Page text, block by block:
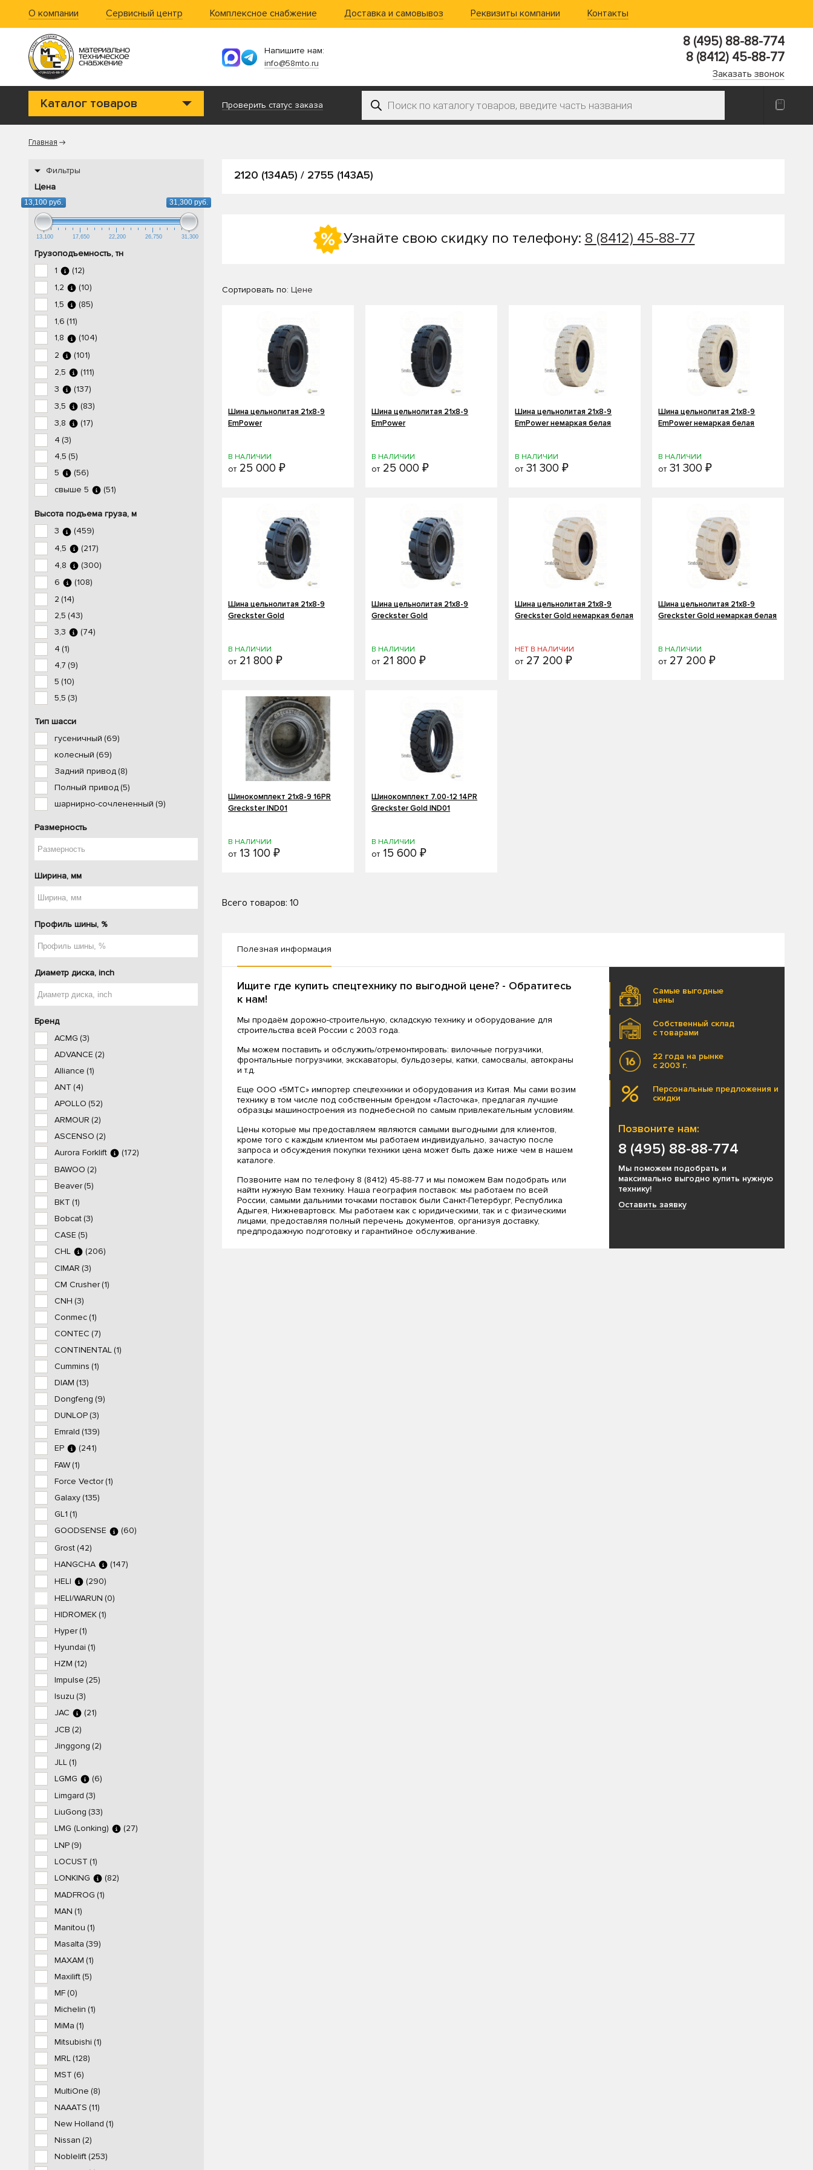
О компании Сервисный центр Комплексное снабжение Доставка и самовывоз Реквизиты компании Контакты
Напишите нам:
info@58mto.ru
8 (495) 88-88-774
8 (8412) 45-88-77
Заказать звонок
Каталог товаров Проверить статус заказа Поиск товаров
Главная
Фильтры
Цена
13,100 руб. 31,300 руб.
13,100 17,650 22,200 26,750 31,300
Грузоподъемность, тн
1
(12)
1,2
(10)
1,5
(85)
1,6 (11)
1,8
(104)
2
(101)
2,5
(111)
3
(137)
3,5
(83)
3,8
(17)
4 (3)
4,5 (5)
5
(56)
свыше 5
(51)
Высота подъема груза, м
3
(459)
4,5
(217)
4,8
(300)
6
(108)
2 (14)
2,5 (43)
3,3
(74)
4 (1)
4,7 (9)
5 (10)
5,5 (3)
Тип шасси
гусеничный (69)
колесный (69)
Задний привод(8)
Полный привод(5)
шарнирно-сочлененный (9)
Размерность
Ширина, мм
Профиль шины, %
Диаметр диска, inch
Бренд
ACMG (3)
ADVANCE (2)
Alliance (1)
ANT (4)
APOLLO (52)
ARMOUR (2)
ASCENSO (2)
Aurora Forklift
(172)
BAWOO (2)
Beaver(5)
BKT (1)
Bobcat(3)
CASE (5)
CHL
(206)
CIMAR (3)
CM Crusher(1)
CNH (3)
Conmec(1)
CONTEC (7)
CONTINENTAL(1)
Cummins (1)
DIAM (13)
Dongfeng (9)
DUNLOP(3)
Emrald (139)
EP
(241)
FAW(1)
Force Vector(1)
Galaxy(135)
GL1 (1)
GOODSENSE
(60)
Grost(42)
HANGCHA
(147)
HELI
(290)
HELI/WARUN (0)
HIDROMEK(1)
Hyper(1)
Hyundai (1)
HZM (12)
Impulse (25)
Isuzu (3)
JAC
(21)
JCB (2)
Jinggong (2)
JLL(1)
LGMG
(6)
Limgard (3)
LiuGong (33)
LMG (Lonking)
(27)
LNP(9)
LOCUST (1)
LONKING
(82)
MADFROG (1)
MAN (1)
Manitou (1)
Masalta (39)
MAXAM (1)
Maxilift(5)
MF(0)
Michelin (1)
MiMa (1)
Mitsubishi (1)
MRL(128)
MST (6)
MultiOne (8)
NAAATS (11)
New Holland (1)
Nissan (2)
Noblelift(253)
2120 (134A5) / 2755 (143A5)
Узнайте свою скидку по телефону: 8 (8412) 45-88-77
Сортировать по: Цене
Шина цельнолитая 21х8-9
EmPower
В НАЛИЧИИ
от 25 000 ₽
Шина цельнолитая 21х8-9
EmPower
В НАЛИЧИИ
от 25 000 ₽
Шина цельнолитая 21х8-9
EmPower немаркая белая
В НАЛИЧИИ
от 31 300 ₽
Шина цельнолитая 21х8-9
EmPower немаркая белая
В НАЛИЧИИ
от 31 300 ₽
Шина цельнолитая 21х8-9
Greckster Gold
В НАЛИЧИИ
от 21 800 ₽
Шина цельнолитая 21х8-9
Greckster Gold
В НАЛИЧИИ
от 21 800 ₽
Шина цельнолитая 21х8-9
Greckster Gold немаркая белая
НЕТ В НАЛИЧИИ
от 27 200 ₽
Шина цельнолитая 21х8-9
Greckster Gold немаркая белая
В НАЛИЧИИ
от 27 200 ₽
Шинокомплект 21x8-9 16PR
Greckster IND01
В НАЛИЧИИ
от 13 100 ₽
Шинокомплект 7.00-12 14PR
Greckster Gold IND01
В НАЛИЧИИ
от 15 600 ₽
Всего товаров: 10
Полезная информация
Ищите где купить спецтехнику по выгодной цене? - Обратитесь
к нам!
Мы продаём дорожно-строительную, складскую технику и оборудование для
строительства всей России с 2003 года.
Мы можем поставить и обслужить/отремонтировать: вилочные погрузчики,
фронтальные погрузчики, экскаваторы, бульдозеры, катки, самосвалы, автокраны
и т.д.
Еще ООО «5МТС» импортер спецтехники и оборудования из Китая. Мы сами возим
технику в том числе под собственным брендом «Ласточка», предлагая лучшие
образцы машиностроения из поднебесной по самым привлекательным условиям.
Цены которые мы предоставляем являются самыми выгодными для клиентов,
кроме того с каждым клиентом мы работаем индивидуально, зачастую после
запроса и обсуждения покупки техники цена может быть даже ниже чем в нашем
каталоге.
Позвоните нам по телефону 8 (8412) 45-88-77 и мы поможем Вам подобрать или
найти нужную Вам технику. Наша география поставок: мы работаем по всей
России, самыми дальними точками поставок были Санкт-Петербург, Республика
Адыгея, Нижневартовск. Мы работаем как с юридическими, так и с физическими
лицами, предоставляя полный перечень документов, организуя доставку,
предпродажную подготовку и гарантийное обслуживание.
Самые выгодные
цены
Собственный склад
с товарами
22 года на рынке
с 2003 г.
Персональные предложения и
скидки
Позвоните нам:
8 (495) 88-88-774
Мы поможем подобрать и
максимально выгодно купить нужную
технику!
Оставить заявку